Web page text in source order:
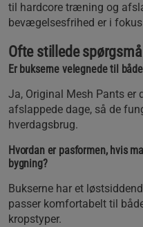
til hardcore træning og
bevægelsesfrihed er i
Ofte stillede spørgsmål
Er bukserne velegnede til
Ja, Original Mesh Pants
afslappede dage, så de
hverdagsbrug.
Hvordan er pasformen, hvis
bygning?
Bukserne har et
passer komfortabelt til
kropstyper.